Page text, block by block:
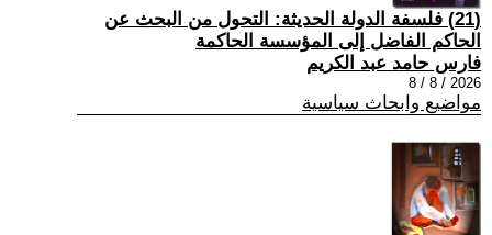
(21) فلسفة الدولة الحديثة: التحول من البحث عن
الحاكم الفاضل إلى المؤسسة الحاكمة
فارس حامد عبد الكريم
2026 / 8 / 8
مواضيع وابحاث سياسية